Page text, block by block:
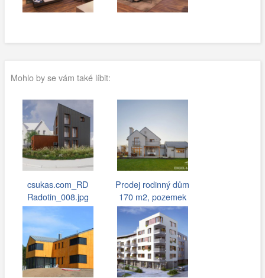
Mohlo by se vám také líbit:
csukas.com_RD
Radotin_008.jpg
Prodej rodinný dům
170 m2, pozemek
1136 m2